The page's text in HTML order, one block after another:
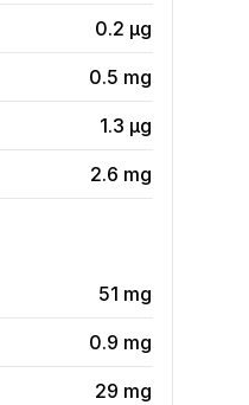
0.2 µg
0.5 mg
1.3 µg
2.6 mg
51 mg
0.9 mg
29 mg